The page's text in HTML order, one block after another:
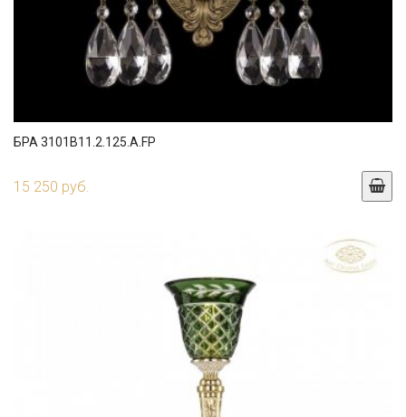
БРА 3101B11.2.125.A.FP
15 250 руб.